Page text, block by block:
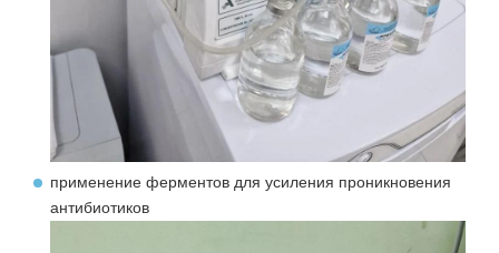
применение ферментов для усиления проникновения
антибиотиков